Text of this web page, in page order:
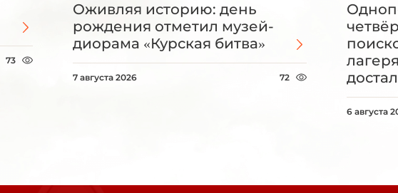
73
Оживляя историю: день
рождения отметил музей-
диорама «Курская битва»
7 августа 2026 72
6 августа